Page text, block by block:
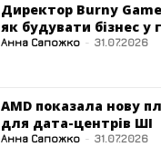
Директор Burny
як будувати бізнес у
Анна Сапожко - 31.07.2026
AMD показала нову
для дата-центрів ШІ
Анна Сапожко - 31.07.2026